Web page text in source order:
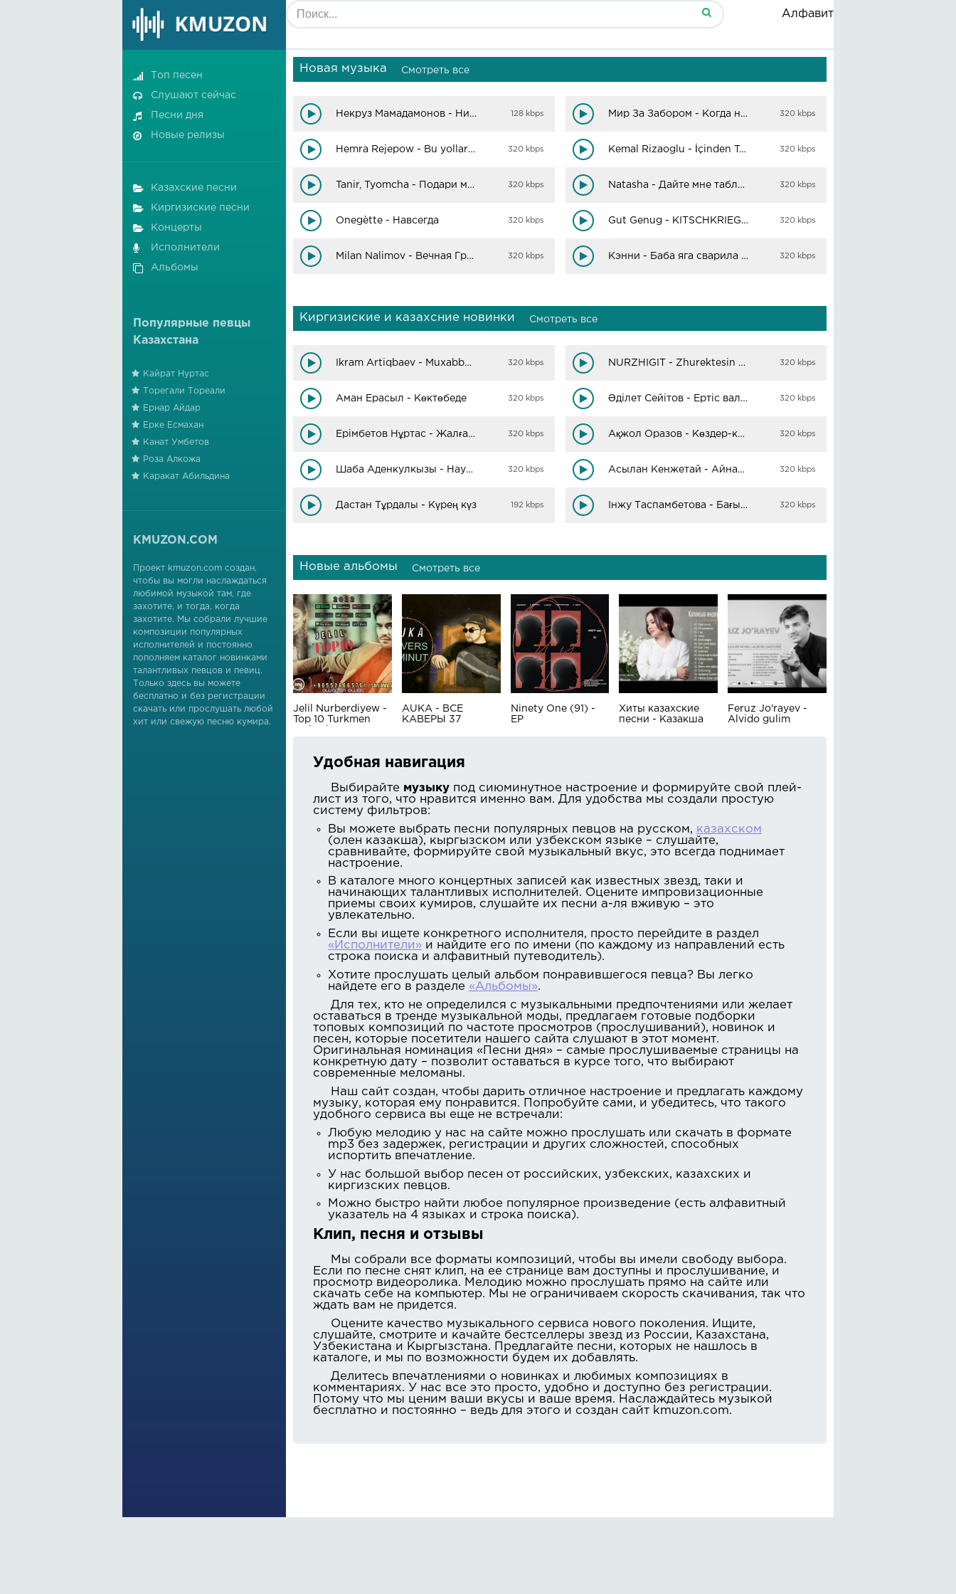
Алфавит
Новая музыка Смотреть все
Некруз Мамадамонов - Нигори мара 128 kbps
Hemra Rejepow - Bu yollarda 320 kbps
Tanir, Tyomcha - Подари мне лето 320 kbps
Onegètte - Навсегда 320 kbps
Milan Nalimov - Вечная Грусть 320 kbps
Мир За Забором - Когда нас понесут 320 kbps
Kemal Rizaoglu - İçinden Tanırım 320 kbps
Natasha - Дайте мне таблетку для души 320 kbps
Gut Genug - KITSCHKRIEG (Marimba Ringtone Cover) 320 kbps
Кэнни - Баба яга сварила зелье 320 kbps
Киргизиские и казахсние новинки Смотреть все
Ikram Artiqbaev - Muxabbat (Cover) 320 kbps
Аман Ерасыл - Көктөбеде 320 kbps
Ерімбетов Нұртас - Жалған Елес 320 kbps
Шаба Аденкулкызы - Наурыз коктем 320 kbps
Дастан Тұрдалы - Күрең күз 192 kbps
NURZHIGIT - Zhurektesin (cover) 320 kbps
Әділет Сейітов - Ертіс вальсі 320 kbps
Ақжол Оразов - Көздер-көздер 320 kbps
Асылан Кенжетай - Айналайын (cover) 320 kbps
Інжу Таспамбетова - Бағың жансын 320 kbps
Новые альбомы Смотреть все
Jelil Nurberdiyew -
Top 10 Turkmen
AUKA - ВСЕ
КАВЕРЫ 37
Ninety One (91) -
EP
Хиты казахские
песни - Казакша
Feruz Jo'rayev -
Alvido gulim
Удобная навигация
Выбирайте музыку под сиюминутное настроение и формируйте свой плей-
лист из того, что нравится именно вам. Для удобства мы создали простую
систему фильтров:
Вы можете выбрать песни популярных певцов на русском, казахском
(олен казакша), кыргызском или узбекском языке – слушайте,
сравнивайте, формируйте свой музыкальный вкус, это всегда поднимает
настроение.
В каталоге много концертных записей как известных звезд, таки и
начинающих талантливых исполнителей. Оцените импровизационные
приемы своих кумиров, слушайте их песни а-ля вживую – это
увлекательно.
Если вы ищете конкретного исполнителя, просто перейдите в раздел
«Исполнители» и найдите его по имени (по каждому из направлений есть
строка поиска и алфавитный путеводитель).
Хотите прослушать целый альбом понравившегося певца? Вы легко
найдете его в разделе «Альбомы».
Для тех, кто не определился с музыкальными предпочтениями или желает
оставаться в тренде музыкальной моды, предлагаем готовые подборки
топовых композиций по частоте просмотров (прослушиваний), новинок и
песен, которые посетители нашего сайта слушают в этот момент.
Оригинальная номинация «Песни дня» – самые прослушиваемые страницы на
конкретную дату – позволит оставаться в курсе того, что выбирают
современные меломаны.
Наш сайт создан, чтобы дарить отличное настроение и предлагать каждому
музыку, которая ему понравится. Попробуйте сами, и убедитесь, что такого
удобного сервиса вы еще не встречали:
Любую мелодию у нас на сайте можно прослушать или скачать в формате
mp3 без задержек, регистрации и других сложностей, способных
испортить впечатление.
У нас большой выбор песен от российских, узбекских, казахских и
киргизских певцов.
Можно быстро найти любое популярное произведение (есть алфавитный
указатель на 4 языках и строка поиска).
Клип, песня и отзывы
Мы собрали все форматы композиций, чтобы вы имели свободу выбора.
Если по песне снят клип, на ее странице вам доступны и прослушивание, и
просмотр видеоролика. Мелодию можно прослушать прямо на сайте или
скачать себе на компьютер. Мы не ограничиваем скорость скачивания, так что
ждать вам не придется.
Оцените качество музыкального сервиса нового поколения. Ищите,
слушайте, смотрите и качайте бестселлеры звезд из России, Казахстана,
Узбекистана и Кыргызстана. Предлагайте песни, которых не нашлось в
каталоге, и мы по возможности будем их добавлять.
Делитесь впечатлениями о новинках и любимых композициях в
комментариях. У нас все это просто, удобно и доступно без регистрации.
Потому что мы ценим ваши вкусы и ваше время. Наслаждайтесь музыкой
бесплатно и постоянно – ведь для этого и создан сайт kmuzon.com.
Топ песен
Слушают сейчас
Песни дня
Новые релизы
Казахские песни
Киргизиские песни
Концерты
Исполнители
Альбомы
Популярные певцы
Казахстана
Кайрат Нуртас
Торегали Тореали
Ернар Айдар
Ерке Есмахан
Канат Умбетов
Роза Алкожа
Каракат Абильдина
KMUZON.COM
Проект kmuzon.com создан,
чтобы вы могли наслаждаться
любимой музыкой там, где
захотите, и тогда, когда
захотите. Мы собрали лучшие
композиции популярных
исполнителей и постоянно
пополняем каталог новинками
талантливых певцов и певиц.
Только здесь вы можете
бесплатно и без регистрации
скачать или прослушать любой
хит или свежую песню кумира.